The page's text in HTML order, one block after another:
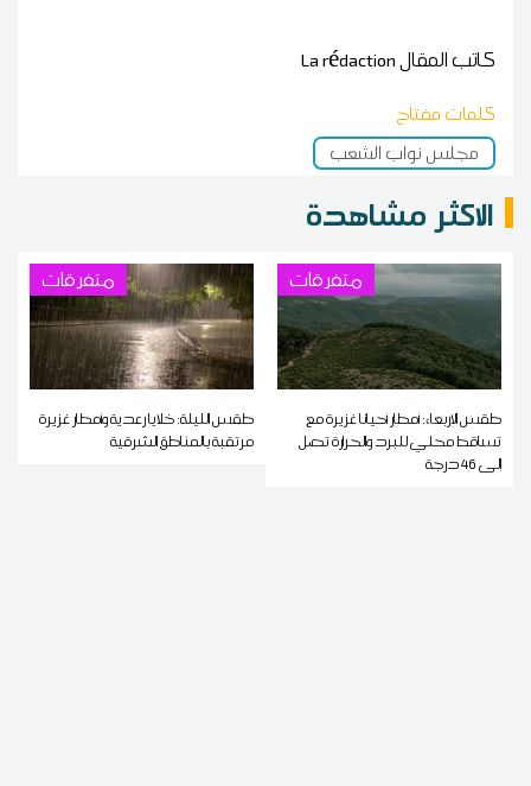
كاتب المقالLa rédaction
كلمات مفتاح
مجلس نواب الشعب
الاكثر مشاهدة
متفرقات
طقس الاربعاء: أمطار أحيانا غزيرة مع
تساقط محلي للبرد والحرارة تصل
إلى 46 درجة
متفرقات
طقس الليلة: خلايا رعدية وأمطار غزيرة
مرتقبة بالمناطق الشرقية